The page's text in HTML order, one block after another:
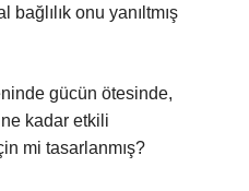
onu yanıltmış
gücün ötesinde,
kadar etkili
mi tasarlanmış?